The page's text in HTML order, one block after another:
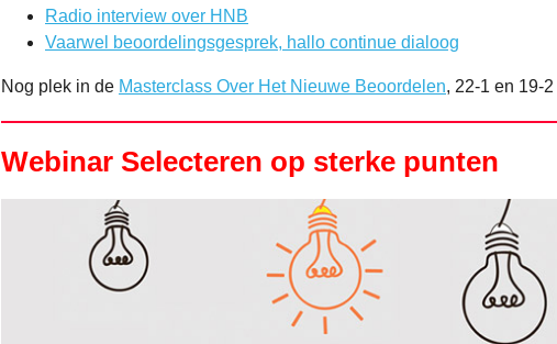
Radio interview over HNB
Vaarwel beoordelingsgesprek, hallo continue dialoog
Nog plek in de Masterclass Over Het Nieuwe Beoordelen, 22-1 en 19-2
Webinar Selecteren op sterke punten